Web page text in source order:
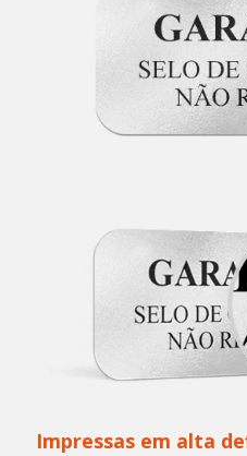
Impressas em alta